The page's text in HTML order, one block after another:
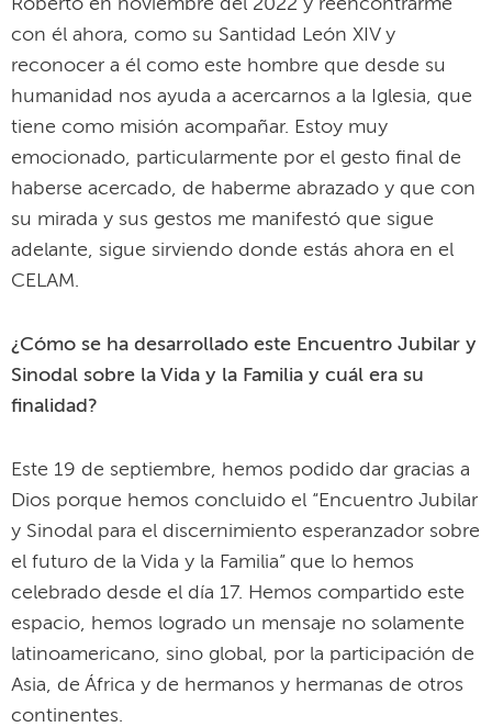
con él ahora, como su Santidad León XIV y
reconocer a él como este hombre que desde su
humanidad nos ayuda a acercarnos a la Iglesia, que
tiene como misión acompañar. Estoy muy
emocionado, particularmente por el gesto final de
haberse acercado, de haberme abrazado y que con
su mirada y sus gestos me manifestó que sigue
adelante, sigue sirviendo donde estás ahora en el
CELAM.
¿Cómo se ha desarrollado este Encuentro Jubilar y
Sinodal sobre la Vida y la Familia y cuál era su
finalidad?
Este 19 de septiembre, hemos podido dar gracias a
Dios porque hemos concluido el “Encuentro Jubilar
y Sinodal para el discernimiento esperanzador sobre
el futuro de la Vida y la Familia” que lo hemos
celebrado desde el día 17. Hemos compartido este
espacio, hemos logrado un mensaje no solamente
latinoamericano, sino global, por la participación de
Asia, de África y de hermanos y hermanas de otros
continentes.